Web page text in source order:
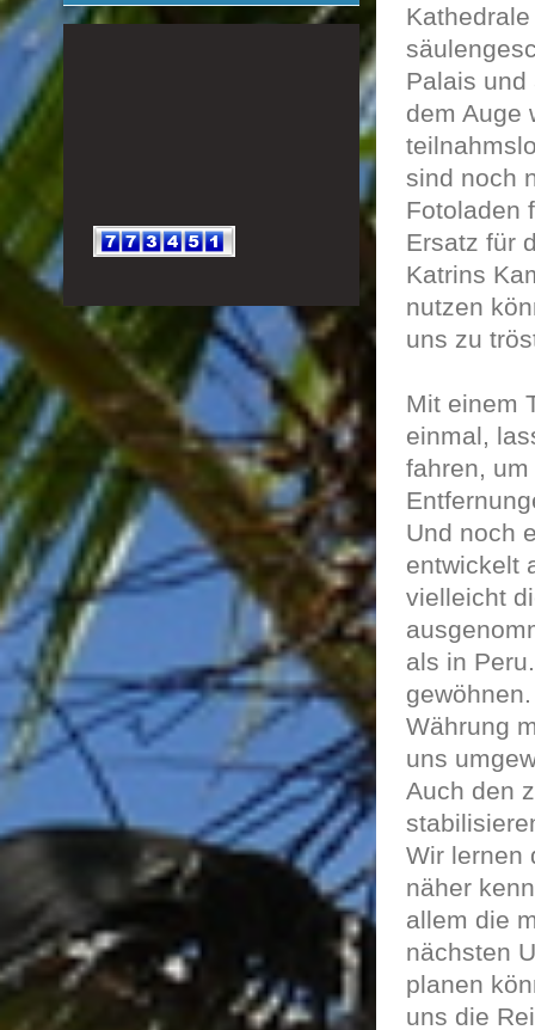
Palais
dem Auge
sind noch
Fotoladen
Ersatz für
Katrins
nutzen
uns zu
Mit einem
einmal,
fahren,
Und noch
entwickelt
vielleicht
als in
Währung
uns
Auch den
Wir lernen
näher
allem die
nächsten
planen
uns die